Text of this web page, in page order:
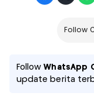
Follow
FollowWhatsApp
update berita